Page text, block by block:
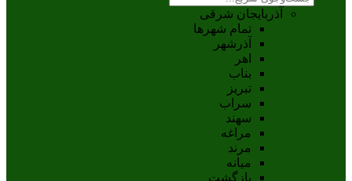
آذربایجان شرقی
تمام شهر‌ها
آذرشهر
اهر
بناب
تبريز
سراب
سهند
مراغه
مرند
ميانه
بازگشت